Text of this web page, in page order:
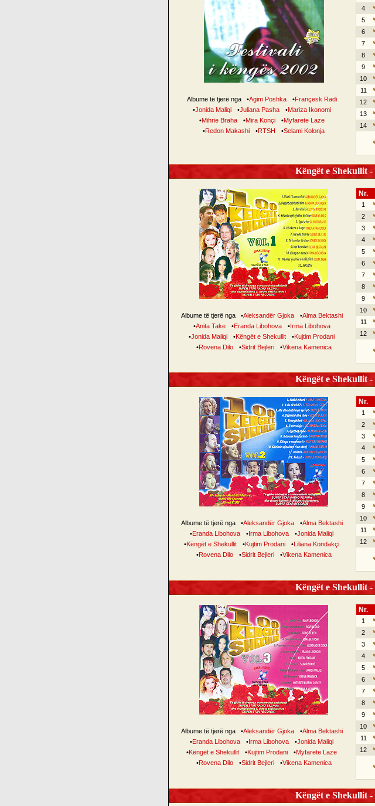
Albume të tjerë nga •Agim Poshka •Françesk Radi
•Jonida Maliqi •Juliana Pasha •Mariza Ikonomi
•Mihrie Braha •Mira Konçi •Myfarete Laze
•Redon Makashi •RTSH •Selami Kolonja
4
5
6
7
8
9
10
11
12
13
14
Këngët e Shekullit
Albume të tjerë nga •Aleksandër Gjoka •Alma Bektashi
•Anita Take •Eranda Libohova •Irma Libohova
•Jonida Maliqi •Këngët e Shekullit •Kujtim Prodani
•Rovena Dilo •Sidrit Bejleri •Vikena Kamenica
Nr.
1
2
3
4
5
6
7
8
9
10
11
12
Këngët e Shekullit
Albume të tjerë nga •Aleksandër Gjoka •Alma Bektashi
•Eranda Libohova •Irma Libohova •Jonida Maliqi
•Këngët e Shekullit •Kujtim Prodani •Liliana Kondakçi
•Rovena Dilo •Sidrit Bejleri •Vikena Kamenica
Nr.
1
2
3
4
5
6
7
8
9
10
11
12
Këngët e Shekullit
Albume të tjerë nga •Aleksandër Gjoka •Alma Bektashi
•Eranda Libohova •Irma Libohova •Jonida Maliqi
•Këngët e Shekullit •Kujtim Prodani •Myfarete Laze
•Rovena Dilo •Sidrit Bejleri •Vikena Kamenica
Nr.
1
2
3
4
5
6
7
8
9
10
11
12
Këngët e Shekullit